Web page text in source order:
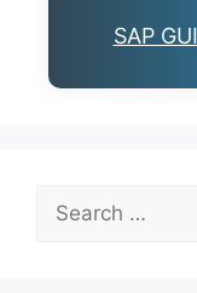
SAP
Search
for: